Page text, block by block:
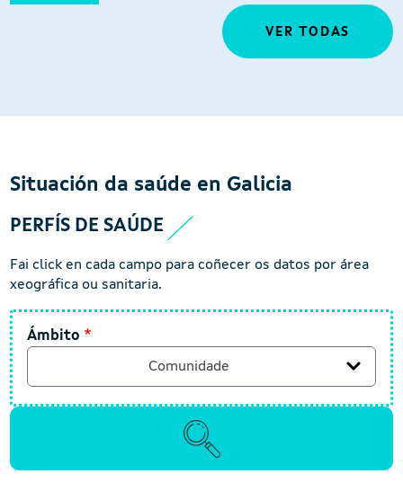
VER TODAS
Situación da saúde en Galicia
PERFÍS DE SAÚDE
Fai click en cada campo para coñecer os datos por área
xeográfica ou sanitaria.
Ámbito
Ámbito
Comunidade